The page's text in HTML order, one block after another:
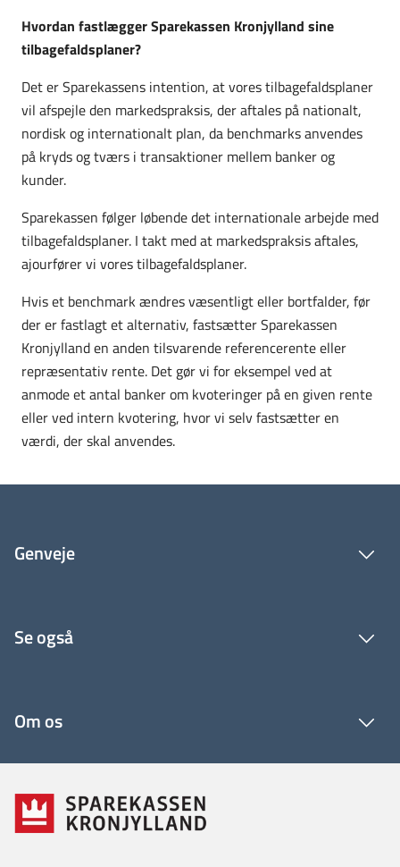
Hvordan fastlægger Sparekassen Kronjylland sine
tilbagefaldsplaner?
Det er Sparekassens intention, at vores tilbagefaldsplaner
vil afspejle den markedspraksis, der aftales på nationalt,
nordisk og internationalt plan, da benchmarks anvendes
på kryds og tværs i transaktioner mellem banker og
kunder.
Sparekassen følger løbende det internationale arbejde med
tilbagefaldsplaner. I takt med at markedspraksis aftales,
ajourfører vi vores tilbagefaldsplaner.
Hvis et benchmark ændres væsentligt eller bortfalder, før
der er fastlagt et alternativ, fastsætter Sparekassen
Kronjylland en anden tilsvarende referencerente eller
repræsentativ rente. Det gør vi for eksempel ved at
anmode et antal banker om kvoteringer på en given rente
eller ved intern kvotering, hvor vi selv fastsætter en
værdi, der skal anvendes.
Genveje
Se også
Om os